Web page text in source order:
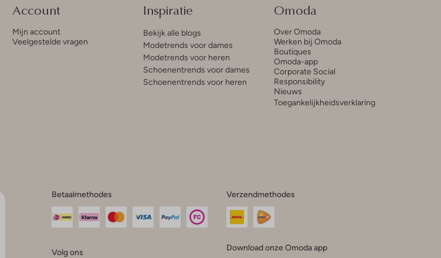
Account
Mijn account
Veelgestelde vragen
Inspiratie
Bekijk alle blogs
Modetrends voor dames
Modetrends voor heren
Schoenentrends voor dames
Schoenentrends voor heren
Omoda
Over Omoda
Werken bij Omoda
Boutiques
Omoda-app
Corporate Social
Responsibility
Nieuws
Toegankelijkheidsverklaring
Betaalmethodes
Volg ons
Verzendmethodes
Download onze Omoda app